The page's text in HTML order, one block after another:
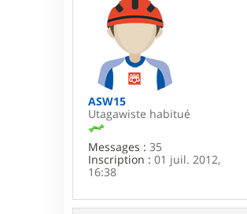
c
t
e
j
p
r
1
ASW15
Utagawiste habitué
Messages : 35
Inscription : 01 juil. 2012,
16:38